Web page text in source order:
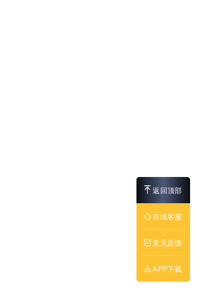
返回顶部
在线客服
意见反馈
APP下载